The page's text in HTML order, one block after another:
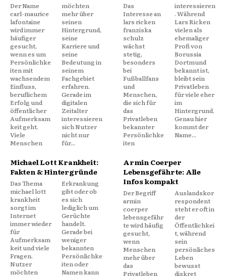
Der Name
carl-maurice
lafontaine
wird immer
häufiger
gesucht,
wenn es um
Persönlichke
iten mit
wachsendem
Einfluss,
beruflichem
Erfolg und
öffentlicher
Aufmerksam
keit geht.
Viele
Menschen
möchten
mehr über
seinen
Hintergrund,
seine
Karriere und
seine
Bedeutung in
seinem
Fachgebiet
erfahren.
Gerade im
digitalen
Zeitalter
interessieren
sich Nutzer
nicht nur
für...
Das
Interesse an
lars ricken
franziska
schulz
wächst
stetig,
besonders
bei
Fußballfans
und
Menschen,
die sich für
das
Privatleben
bekannter
Persönlichke
iten
interessieren
. Während
Lars Ricken
vielen als
ehemaliger
Profi von
Borussia
Dortmund
bekannt ist,
bleibt sein
Privatleben
für viele eher
im
Hintergrund.
Genau hier
kommt der
Name...
Michael Lott Krankheit:
Fakten & Hintergründe
Das Thema
michael lott
krankheit
sorgt im
Internet
immer wieder
für
Aufmerksam
keit und viele
Fragen.
Nutzer
möchten
Erkrankung
gibt oder ob
es sich
lediglich um
Gerüchte
handelt.
Gerade bei
weniger
bekannten
Persönlichke
iten oder
Namen kann
Armin Coerper
Lebensgefährte: Alle
Infos kompakt
Der Begriff
armin
coerper
lebensgefähr
te wird häufig
gesucht,
wenn
Menschen
mehr über
das
Privatleben
Auslandskor
respondent
steht er oft in
der
Öffentlichkei
t, während
sein
persönliches
Leben
bewusst
diskret